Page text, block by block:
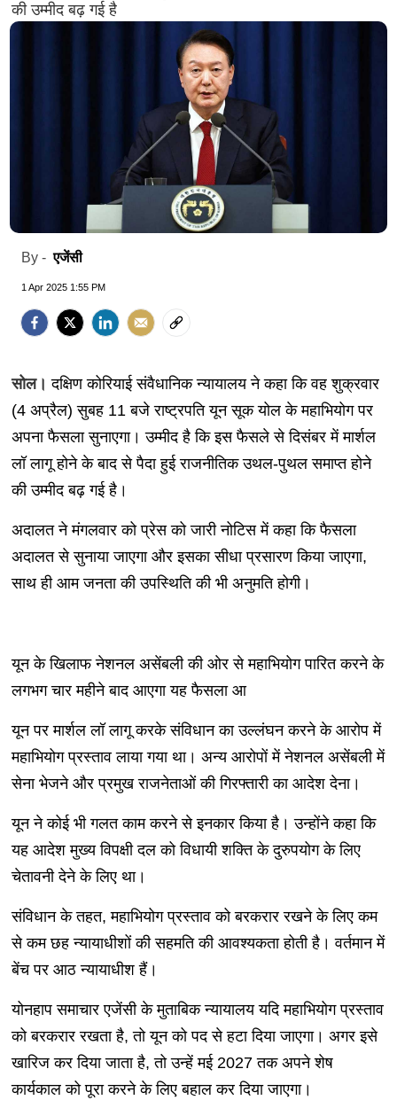
की उम्मीद बढ़ गई है
By -एजेंसी
1 Apr 2025 1:55 PM
सोल। दक्षिण कोरियाई संवैधानिक न्यायालय ने कहा कि वह शुक्रवार
(4 अप्रैल) सुबह 11 बजे राष्ट्रपति यून सूक योल के महाभियोग पर
अपना फैसला सुनाएगा। उम्मीद है कि इस फैसले से दिसंबर में मार्शल
लॉ लागू होने के बाद से पैदा हुई राजनीतिक उथल-पुथल समाप्त होने
की उम्मीद बढ़ गई है।
अदालत ने मंगलवार को प्रेस को जारी नोटिस में कहा कि फैसला
अदालत से सुनाया जाएगा और इसका सीधा प्रसारण किया जाएगा,
साथ ही आम जनता की उपस्थिति की भी अनुमति होगी।
यून के खिलाफ नेशनल असेंबली की ओर से महाभियोग पारित करने के
लगभग चार महीने बाद आएगा यह फैसला आ
यून पर मार्शल लॉ लागू करके संविधान का उल्लंघन करने के आरोप में
महाभियोग प्रस्ताव लाया गया था। अन्य आरोपों में नेशनल असेंबली में
सेना भेजने और प्रमुख राजनेताओं की गिरफ्तारी का आदेश देना।
यून ने कोई भी गलत काम करने से इनकार किया है। उन्होंने कहा कि
यह आदेश मुख्य विपक्षी दल को विधायी शक्ति के दुरुपयोग के लिए
चेतावनी देने के लिए था।
संविधान के तहत, महाभियोग प्रस्ताव को बरकरार रखने के लिए कम
से कम छह न्यायाधीशों की सहमति की आवश्यकता होती है। वर्तमान में
बेंच पर आठ न्यायाधीश हैं।
योनहाप समाचार एजेंसी के मुताबिक न्यायालय यदि महाभियोग प्रस्ताव
को बरकरार रखता है, तो यून को पद से हटा दिया जाएगा। अगर इसे
खारिज कर दिया जाता है, तो उन्हें मई 2027 तक अपने शेष
कार्यकाल को पूरा करने के लिए बहाल कर दिया जाएगा।